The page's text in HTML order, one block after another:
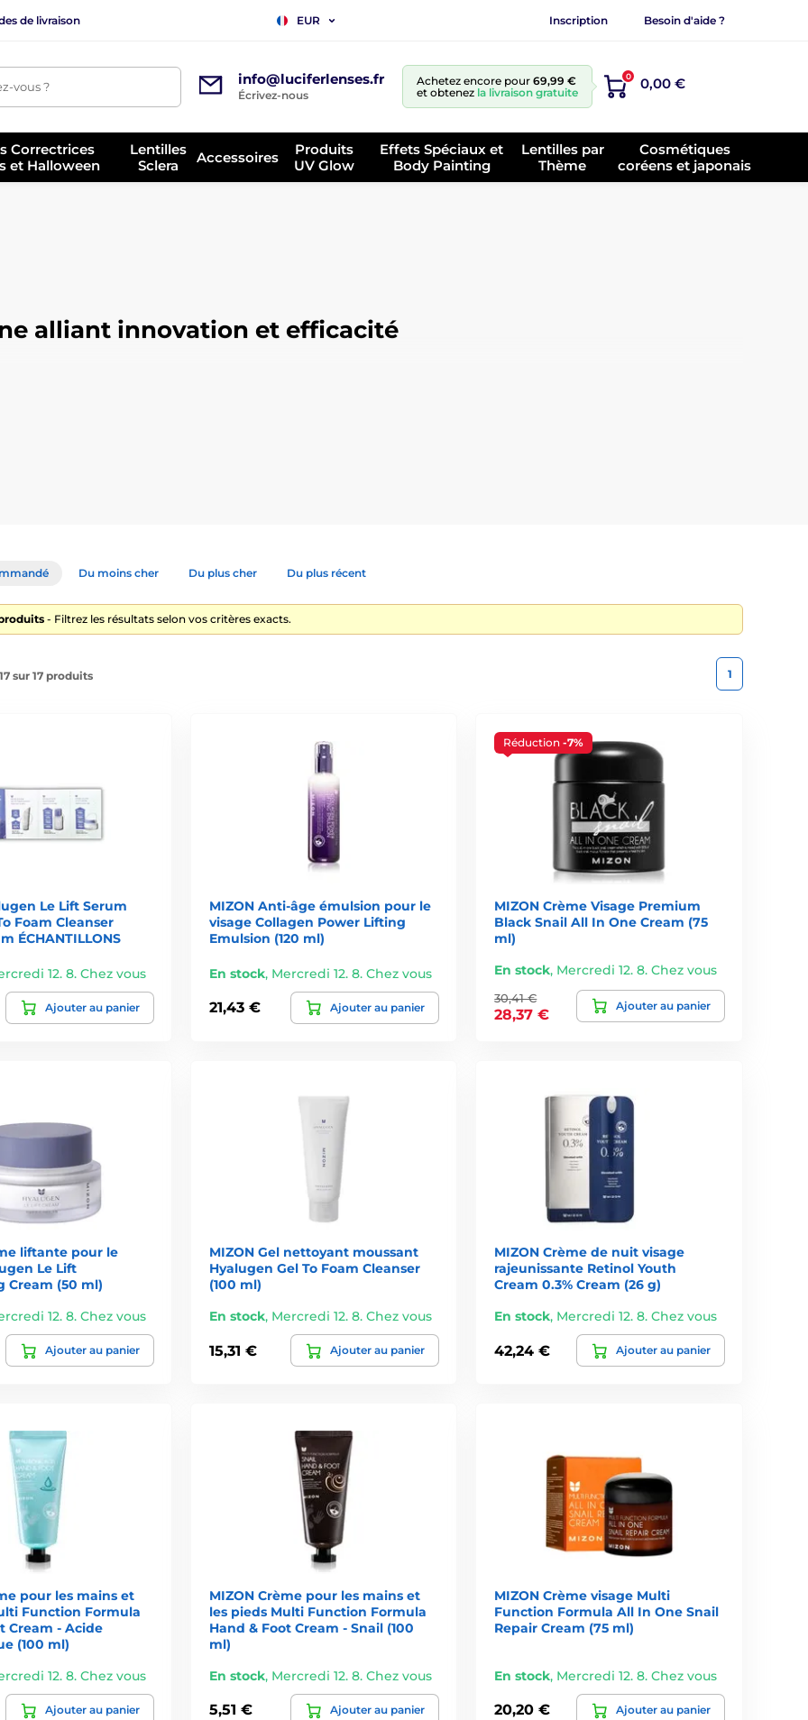
de livraison EUR Inscription Besoin d'aide ?
vous ? info@luciferlenses.fr
Écrivez-nous
Achetez encore pour 69,99 €
et obtenez la livraison gratuite
0 0,00 €
Correctrices
et Halloween
Lentilles
Sclera
Accessoires
Produits
UV Glow
Effets Spéciaux et
Body Painting
Lentilles par
Thème
Cosmétiques
coréens et japonais
alliant innovation et efficacité
de pointe, ingrédients éprouvés et savoir-faire minutieux.
de lamucine d’escargot(Snail Secretion Filtrate), présente dans de nombreux best-sellers. Cet ingrédient
et antioxydants
les âges, en particulier ceux qui recherchent une solution anti-âge efficace
unifie le teint, réduit les imperfections et lisse les ridules. Convient à tous les types de peau, même les plus sensibles.
d’hydratation. Sa texture fluide pénètre rapidement et s’utilise matin et soir.
ou apaiser la peau – un geste parfait à intégrer chaque semaine.
que des effets temporaires, ce qui en fait une marque adoptée par de nombreuses routines beauté quotidiennes.
routine
pour régénérer.
protéger.
en quelques semaines seulement.
qualité et résultats concrets. Que vous recherchiez une hydratation intense, un effet anti-âge ou une solution pour
Du moins cher Du plus cher Du plus récent
- Filtrez les résultats selon vos critères exacts.
sur 17 produits 1
Le Lift Serum
Foam Cleanser
ÉCHANTILLONS
12. 8. Chez vous
Ajouter au panier
MIZON Anti-âge émulsion pour le
visage Collagen Power Lifting
Emulsion (120 ml)
En stock, Mercredi 12. 8. Chez vous
21,43 € Ajouter au panier
Réduction-7%
MIZON Crème Visage Premium
Black Snail All In One Cream (75
ml)
En stock, Mercredi 12. 8. Chez vous
30,41 €
28,37 €
Ajouter au panier
liftante pour le
Le Lift
Cream (50 ml)
12. 8. Chez vous
Ajouter au panier
MIZON Gel nettoyant moussant
Hyalugen Gel To Foam Cleanser
(100 ml)
En stock, Mercredi 12. 8. Chez vous
15,31 € Ajouter au panier
MIZON Crème de nuit visage
rajeunissante Retinol Youth
Cream 0.3% Cream (26 g)
En stock, Mercredi 12. 8. Chez vous
42,24 € Ajouter au panier
pour les mains et
Function Formula
Cream - Acide
(100 ml)
12. 8. Chez vous
Ajouter au panier
MIZON Crème pour les mains et
les pieds Multi Function Formula
Hand & Foot Cream - Snail (100
ml)
En stock, Mercredi 12. 8. Chez vous
5,51 € Ajouter au panier
MIZON Crème visage Multi
Function Formula All In One Snail
Repair Cream (75 ml)
En stock, Mercredi 12. 8. Chez vous
20,20 € Ajouter au panier